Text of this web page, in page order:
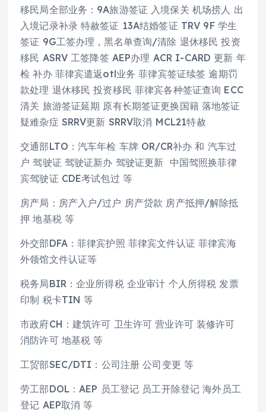
移民局全部业务：9A旅游签证 入境保关 机场捞人 出
入境记录补录 特赦签证 13A结婚签证 TRV 9F 学生
签证 9G工签办理，黑名单查询/清除 退休移民 投资
移民 ASRV 工签降签 AEP办理 ACR I-CARD 更新 年
检 补办 菲律宾遣返otl业务 菲律宾签证续签 逾期罚
款处理 退休移民 投资移民 菲律宾各种签证查询 ECC
清关 旅游签证延期 原有长期签证更换国籍 落地签证
疑难杂症 SRRV更新 SRRV取消 MCL21特赦
交通部LTO：汽车年检 车牌 OR/CR补办 和 汽车过
户 驾驶证 驾驶证新办 驾驶证更新 中国驾照换菲律
宾驾驶证 CDE考试包过 等
房产局：房产入户/过户 房产贷款 房产抵押/解除抵
押 地基税 等
外交部DFA：菲律宾护照 菲律宾文件认证 菲律宾海
外领馆文件认证等
税务局BIR：企业所得税 企业审计 个人所得税 发票
印制 税卡TIN 等
市政府CH：建筑许可 卫生许可 营业许可 装修许可
消防许可 地基税 等
工贸部SEC/DTI：公司注册 公司变更 等
劳工部DOL：AEP 员工登记 员工开除登记 海外员工
登记 AEP取消 等